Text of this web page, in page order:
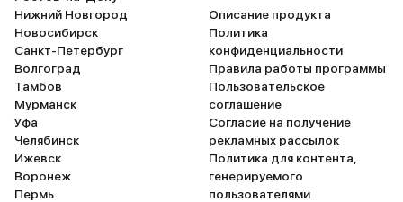
Нижний Новгород
Новосибирск
Санкт-Петербург
Волгоград
Тамбов
Мурманск
Уфа
Челябинск
Ижевск
Воронеж
Пермь
Описание продукта
Политика
конфиденциальности
Правила работы программы
Пользовательское
соглашение
Согласие на получение
рекламных рассылок
Политика для контента,
генерируемого
пользователями